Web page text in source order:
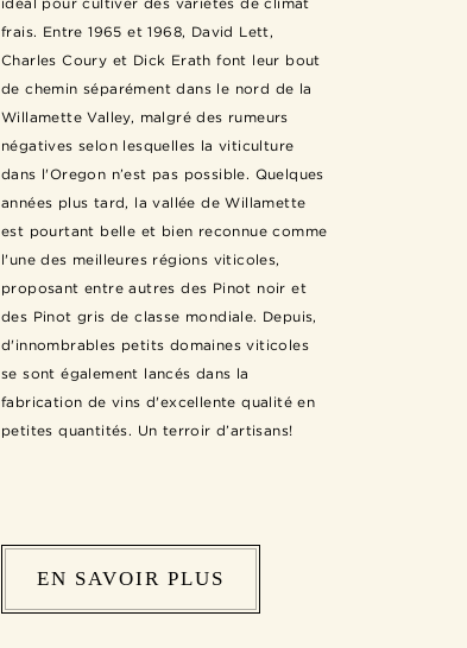
frais. Entre 1965 et 1968, David Lett,
Charles Coury et Dick Erath font leur bout
de chemin séparément dans le nord de la
Willamette Valley, malgré des rumeurs
négatives selon lesquelles la viticulture
dans l'Oregon n’est pas possible. Quelques
années plus tard, la vallée de Willamette
est pourtant belle et bien reconnue comme
l'une des meilleures régions viticoles,
proposant entre autres des Pinot noir et
des Pinot gris de classe mondiale. Depuis,
d'innombrables petits domaines viticoles
se sont également lancés dans la
fabrication de vins d'excellente qualité en
petites quantités. Un terroir d’artisans!
EN SAVOIR PLUS